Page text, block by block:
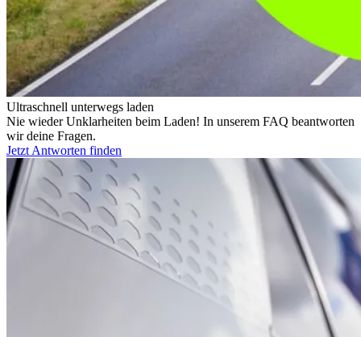
Ultraschnell unterwegs laden
Nie wieder Unklarheiten beim Laden! In unserem FAQ beantworten
wir deine Fragen.
Jetzt Antworten finden